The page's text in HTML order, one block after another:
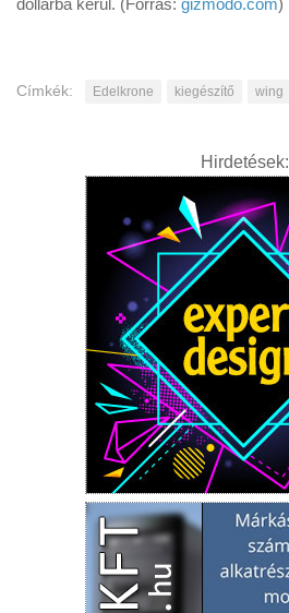
dollárba kerül. (Forrás: gizmodo.com)
Címkék: Edelkrone kiegészítő wing
Hirdetések: